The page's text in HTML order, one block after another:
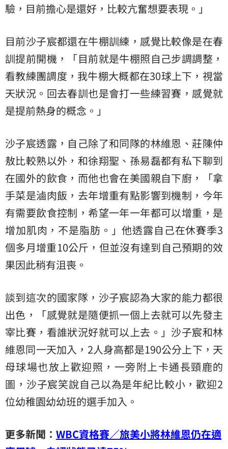
驗，目前擔心是還好，比較亢奮想要表現。」
目前沙子宸都還在牛棚訓練，感覺比較像是在春
訓提前開機，「目前就是牛棚照自己步調調整，
看教練團調度，我牛棚大概都在30球上下，視當
天狀況。回去春訓也是會打一些練習賽，感覺就
是提前熱身的概念。」
沙子宸透露，自己除了和同隊的林維恩、莊陳仲
敖比較熟以外，和徐翔聖、孫易磊都有私下聊到
在國外的飲食，而他也會在美國親自下廚，「拿
手菜是滷肉飯，去年增重有點影響到機制，今年
有需要飲食控制，希望一年一年都可以增重，是
增加肌肉，不是脂肪。」他透露自己在休賽季3
個多月增重10公斤，但並沒有達到自己預期的效
果因此稍有沮喪。
談到這次的國家隊，沙子宸認為大家的能力都很
出色，「感覺就是隨便抓一個上去就可以先發主
宰比賽，看誰狀況好就可以上去。」沙子宸和林
維恩同一天加入，2人身高都是190公分上下，天
母球場也放上歡迎照，一旁附上卡通長頸鹿的
圖，沙子宸笑說自己以為是年紀比較小，歡迎2
位幼稚園幼幼班的選手加入。
更多新聞： WBC資格賽／旅美小將林維恩仍在適